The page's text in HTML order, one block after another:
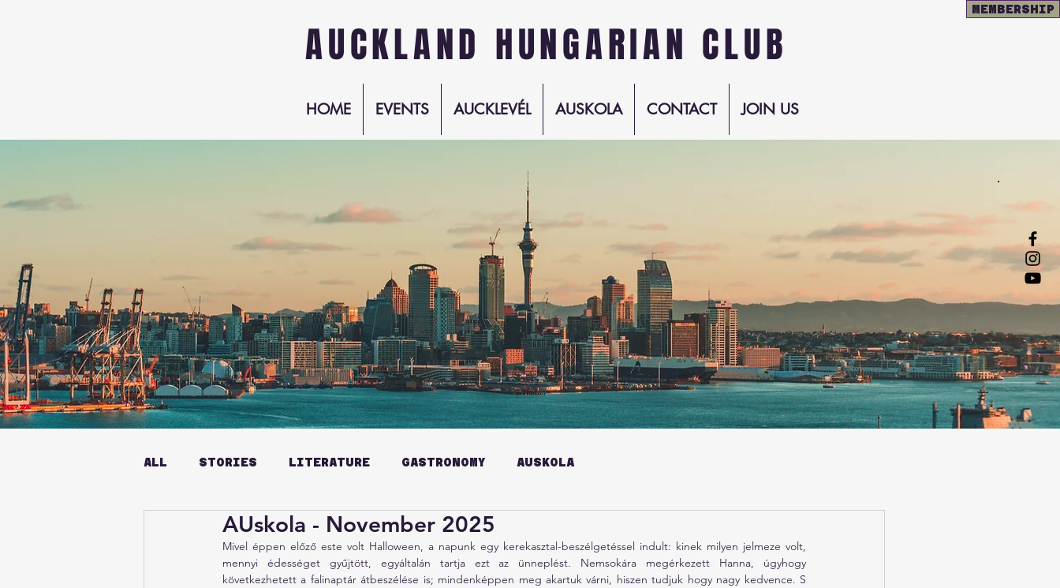
MEMBERSHIP
AUCKLAND HUNGARIAN CLUB
HOME EVENTS AUCKLEVÉL AUSKOLA CONTACT JOIN US
ALL STORIES LITERATURE GASTRONOMY AUSKOLA
AUskola - November 2025
Mivel éppen előző este volt Halloween, a napunk egy kerekasztal-beszélgetéssel indult: kinek milyen jelmeze volt,
mennyi édességet gyűjtött, egyáltalán tartja ezt az ünneplést. Nemsokára megérkezett Hanna, úgyhogy
következhetett a falinaptár átbeszélése is; mindenképpen meg akartuk várni, hiszen tudjuk hogy nagy kedvence. S